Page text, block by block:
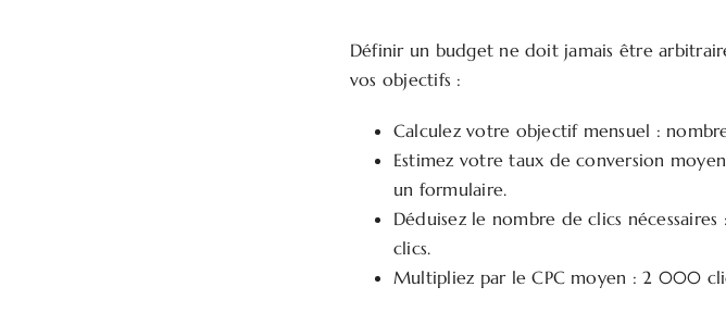
Définir un budget ne doit jamais être
vos objectifs :
Calculez votre objectif mensuel :
Estimez votre taux de conversion
un formulaire.
Déduisez le nombre de clics
clics.
Multipliez par le CPC moyen : 2 000